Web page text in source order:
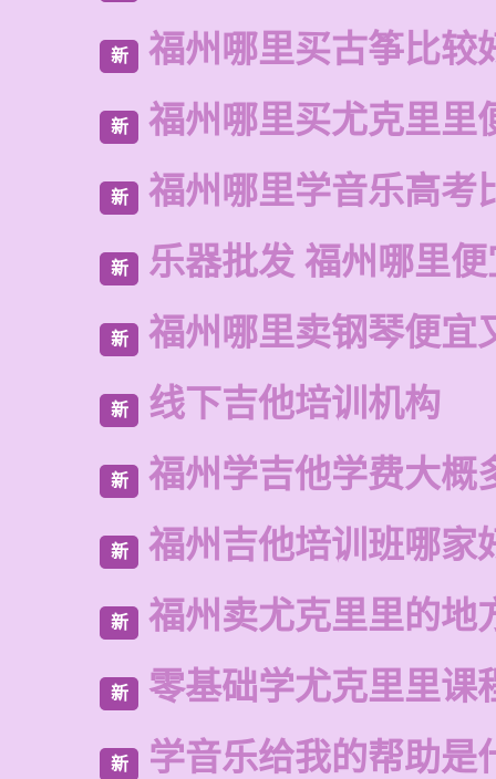
新 福州哪里买古筝比较
新 福州哪里买尤克里里
新 福州哪里学音乐高考
新 乐器批发 福州哪里
新 福州哪里卖钢琴便宜
新 线下吉他培训机构
新 福州学吉他学费大概
新 福州吉他培训班哪家
新 福州卖尤克里里的地
新 零基础学尤克里里课
新 学音乐给我的帮助是